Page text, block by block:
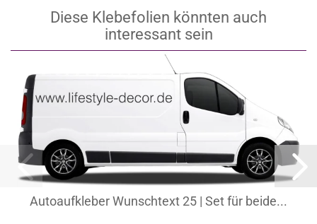
Diese Klebefolien könnten auch
interessant sein
Autoaufkleber Wunschtext 25 | Set für beide...